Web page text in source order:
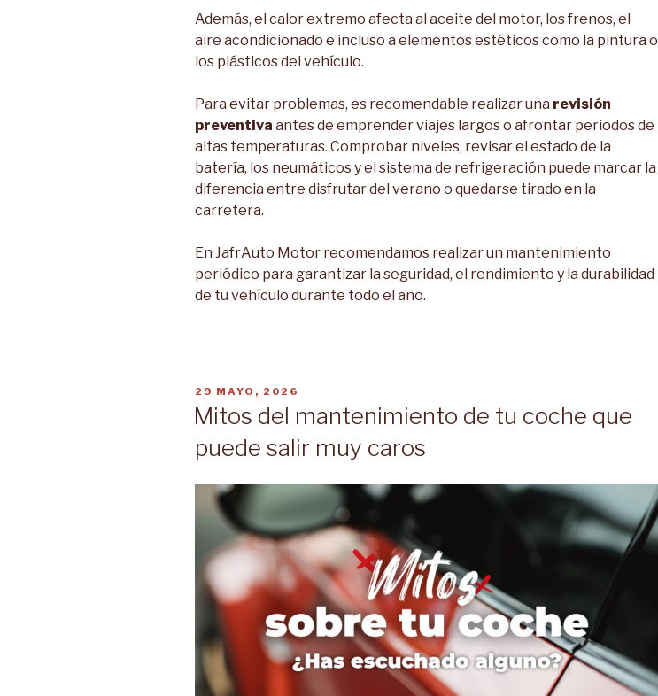
Además, el calor extremo afecta al aceite del motor, los frenos, el
aire acondicionado e incluso a elementos estéticos como la pintura o
los plásticos del vehículo.
Para evitar problemas, es recomendable realizar una revisión
preventiva antes de emprender viajes largos o afrontar periodos de
altas temperaturas. Comprobar niveles, revisar el estado de la
batería, los neumáticos y el sistema de refrigeración puede marcar la
diferencia entre disfrutar del verano o quedarse tirado en la
carretera.
En JafrAuto Motor recomendamos realizar un mantenimiento
periódico para garantizar la seguridad, el rendimiento y la durabilidad
de tu vehículo durante todo el año.
PUBLICADO
29 MAYO, 2026
Mitos del mantenimiento de tu coche que
puede salir muy caros